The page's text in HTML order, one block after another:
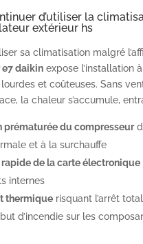
d’utiliser la
extérieur hs
sa climatisation malgré
daikinexpose l’installation
et coûteuses. Sans
la chaleur s’accumule,
prématurée du compresseur
et à la surchauffe
rapide de la carte électronique
internes
thermiquerisquant l’arrêt
d’incendie sur les